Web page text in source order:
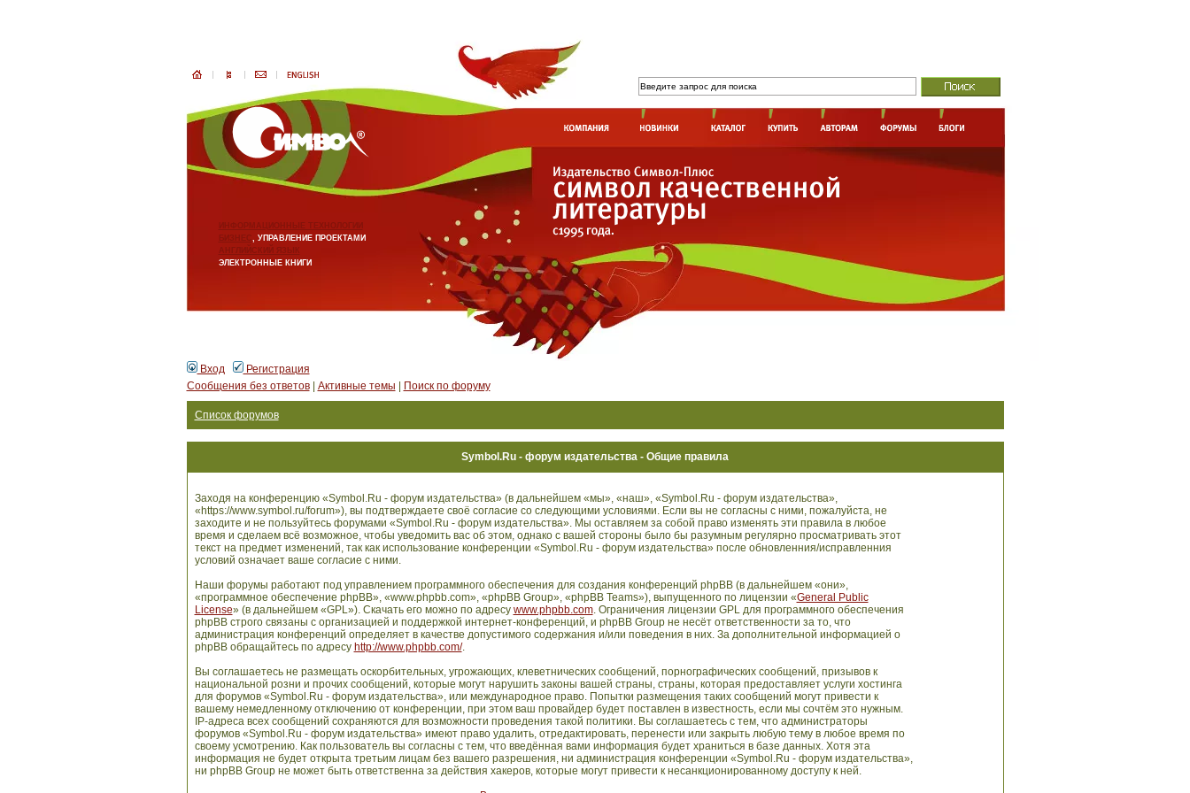
ИНФОРМАЦИОННЫЕ ТЕХНОЛОГИИ
БИЗНЕС, УПРАВЛЕНИЕ ПРОЕКТАМИ
АНГЛИЙСКИЙ ЯЗЫК
ЭЛЕКТРОННЫЕ КНИГИ
Вход
Регистрация
Сообщения без ответов| Активные темы Поиск по форуму
Список форумов
Symbol.Ru - форум издательства - Общие правила
Заходя на конференцию «Symbol.Ru - форум издательства» (в дальнейшем «мы», «наш», «Symbol.Ru - форум издательства»,
«https://www.symbol.ru/forum»), вы подтверждаете своё согласие со следующими условиями. Если вы не согласны с ними, пожалуйста, не
заходите и не пользуйтесь форумами «Symbol.Ru - форум издательства». Мы оставляем за собой право изменять эти правила в любое
время и сделаем всё возможное, чтобы уведомить вас об этом, однако с вашей стороны было бы разумным регулярно просматривать этот
текст на предмет изменений, так как использование конференции «Symbol.Ru - форум издательства» после обновленния/исправленния
условий означает ваше согласие с ними.
Наши форумы работают под управлением программного обеспечения для создания конференций phpBB (в дальнейшем «они»,
«программное обеспечение phpBB», «www.phpbb.com», «phpBB Group», «phpBB Teams»), выпущенного по лицензии «General Public
License» (в дальнейшем «GPL»). Скачать его можно по адресу www.phpbb.com. Ограничения лицензии GPL для программного обеспечения
phpBB строго связаны с организацией и поддержкой интернет-конференций, и phpBB Group не несёт ответственности за то, что
администрация конференций определяет в качестве допустимого содержания и/или поведения в них. За дополнительной информацией о
phpBB обращайтесь по адресу http://www.phpbb.com/.
Вы соглашаетесь не размещать оскорбительных, угрожающих, клеветнических сообщений, порнографических сообщений, призывов к
национальной розни и прочих сообщений, которые могут нарушить законы вашей страны, страны, которая предоставляет услуги хостинга
для форумов «Symbol.Ru - форум издательства», или международное право. Попытки размещения таких сообщений могут привести к
вашему немедленному отключению от конференции, при этом ваш провайдер будет поставлен в известность, если мы сочтём это нужным.
IP-адреса всех сообщений сохраняются для возможности проведения такой политики. Вы соглашаетесь с тем, что администраторы
форумов «Symbol.Ru - форум издательства» имеют право удалить, отредактировать, перенести или закрыть любую тему в любое время по
своему усмотрению. Как пользователь вы согласны с тем, что введённая вами информация будет храниться в базе данных. Хотя эта
информация не будет открыта третьим лицам без вашего разрешения, ни администрация конференции «Symbol.Ru - форум издательства»,
ни phpBB Group не может быть ответственна за действия хакеров, которые могут привести к несанкционированному доступу к ней.